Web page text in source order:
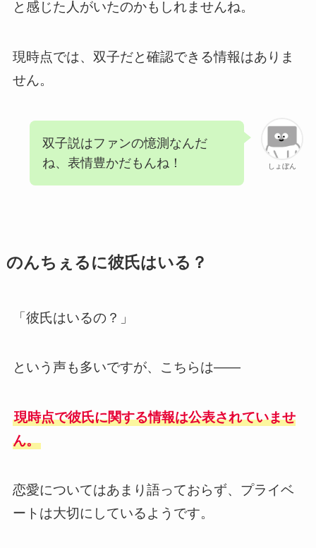
と感じた人がいたのかもしれませんね。
現時点では、双子だと確認できる情報はありま
せん。
しょぼん
双子説はファンの憶測なんだ
ね、表情豊かだもんね！
のんちぇるに彼氏はいる？
「彼氏はいるの？」
という声も多いですが、こちらは——
現時点で彼氏に関する情報は公表されていませ
ん。
恋愛についてはあまり語っておらず、プライベ
ートは大切にしているようです。